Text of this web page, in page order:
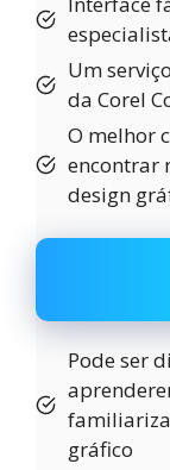
Um
da Corel
O melhor
encontrar
design
Pode ser
gráfico